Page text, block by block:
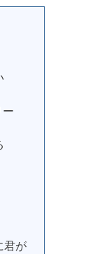
君が